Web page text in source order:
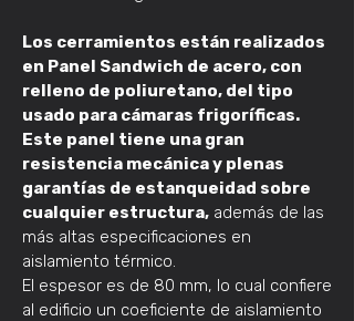
Los cerramientos están realizados
en Panel Sandwich de acero, con
relleno de poliuretano, del tipo
usado para cámaras frigoríficas.
Este panel tiene una gran
resistencia mecánica y plenas
garantías de estanqueidad sobre
cualquier estructura, además de las
más altas especificaciones en
aislamiento térmico.
El espesor es de 80 mm, lo cual confiere
al edificio un coeficiente de aislamiento